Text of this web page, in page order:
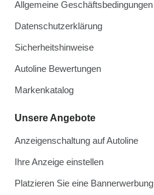
Allgemeine Geschäftsbedingungen
Datenschutzerklärung
Sicherheitshinweise
Autoline Bewertungen
Markenkatalog
Unsere Angebote
Anzeigenschaltung auf Autoline
Ihre Anzeige einstellen
Platzieren Sie eine Bannerwerbung